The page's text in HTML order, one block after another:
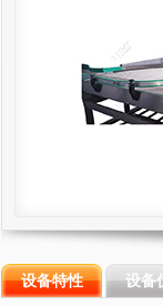
设备特性 设备